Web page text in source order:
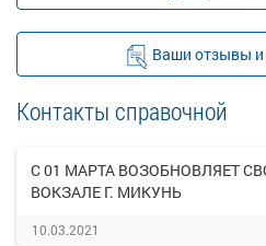
Ваши отзывы
Контакты справочной
С 01 МАРТА ВОЗОБНОВЛЯЕТ
ВОКЗАЛЕ Г. МИКУНЬ
10.03.2021